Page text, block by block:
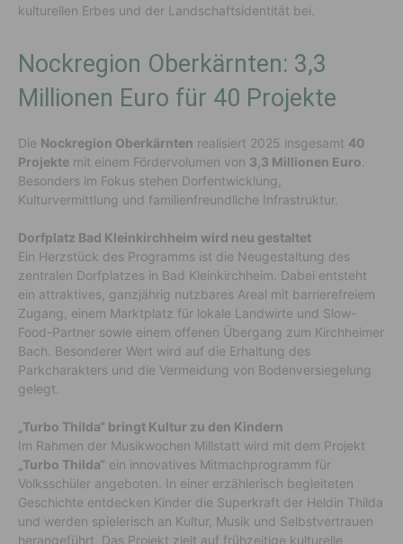
kulturellen Erbes und der Landschaftsidentität bei.
Nockregion Oberkärnten: 3,3
Millionen Euro für 40 Projekte
Die Nockregion Oberkärnten realisiert 2025 insgesamt 40
Projekte mit einem Fördervolumen von 3,3 Millionen Euro
Besonders im Fokus stehen Dorfentwicklung,
Kulturvermittlung und familienfreundliche Infrastruktur.
Dorfplatz Bad Kleinkirchheim wird neu gestaltet
Ein Herzstück des Programms ist die Neugestaltung des
zentralen Dorfplatzes in Bad Kleinkirchheim. Dabei entsteht
ein attraktives, ganzjährig nutzbares Areal mit barrierefreiem
Zugang, einem Marktplatz für lokale Landwirte und Slow-
Food-Partner sowie einem offenen Übergang zum Kirchheimer
Bach. Besonderer Wert wird auf die Erhaltung des
Parkcharakters und die Vermeidung von Bodenversiegelung
gelegt.
„Turbo Thilda“ bringt Kultur zu den Kindern
Im Rahmen der Musikwochen Millstatt wird mit dem Projekt
„Turbo Thilda“ ein innovatives Mitmachprogramm für
Volksschüler angeboten. In einer erzählerisch begleiteten
Geschichte entdecken Kinder die Superkraft der Heldin Thilda
und werden spielerisch an Kultur, Musik und Selbstvertrauen
herangeführt. Das Projekt zielt auf frühzeitige kulturelle